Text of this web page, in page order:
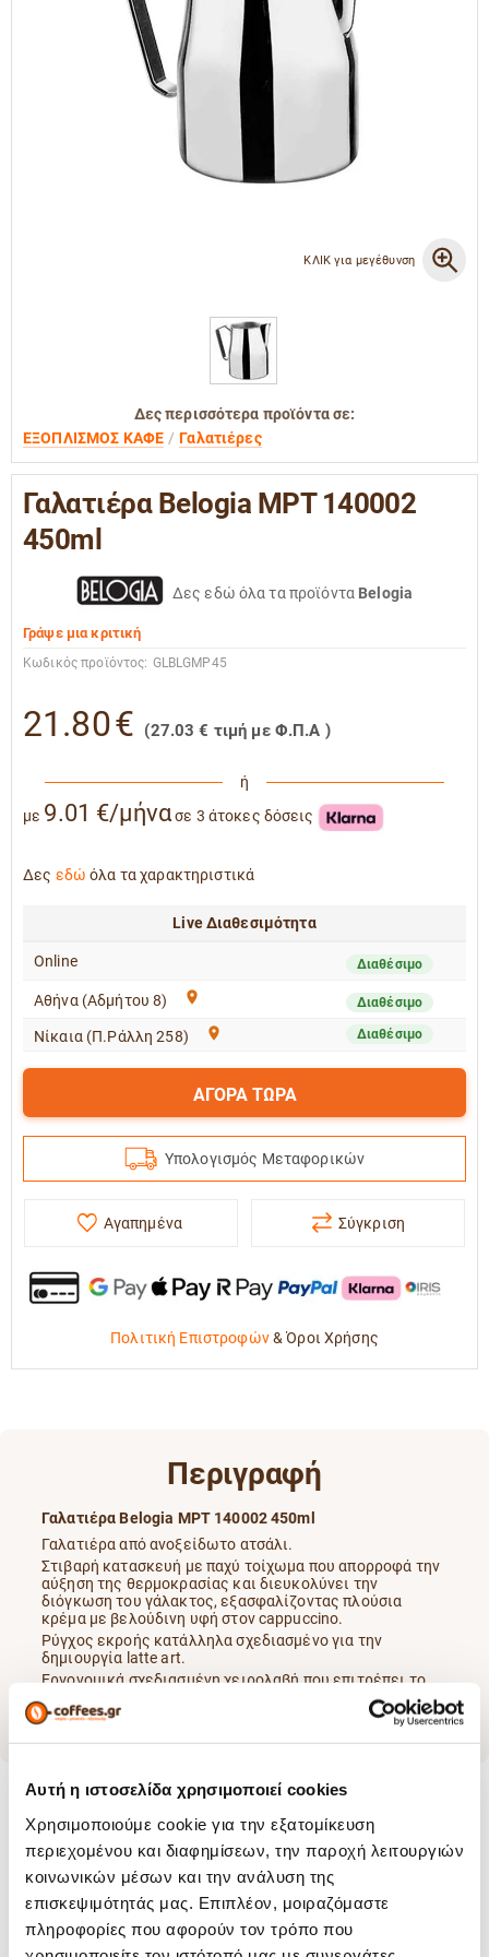
Αυτή η ιστοσελίδα χρησιμοποιεί cookies
Χρησιμοποιούμε cookie για την εξατομίκευση
περιεχομένου και διαφημίσεων, την παροχή λειτουργιών
κοινωνικών μέσων και την ανάλυση της
επισκεψιμότητάς μας. Επιπλέον, μοιραζόμαστε
πληροφορίες που αφορούν τον τρόπο που
ΚΛΙΚ για μεγέθυνση
Δες περισσότερα προϊόντα σε:
ΕΞΟΠΛΙΣΜΟΣ ΚΑΦΕ
Γαλατιέρες
Γαλατιέρα Belogia MPT 140002
450ml
Δες εδώ όλα τα προϊόντα Belogia
Γράψε μια κριτική
Κωδικός προϊόντος: GLBLGMP45
21.80€ (27.03 € τιμή με Φ.Π.Α )
ή
με 9.01 €/μήνασε 3 άτοκες δόσεις
Δες εδώ όλα τα χαρακτηριστικά
Live Διαθεσιμότητα
Online Διαθέσιμο
Αθήνα (Αδμήτου 8) Διαθέσιμο
Νίκαια (Π.Ράλλη 258) Διαθέσιμο
ΑΓΟΡΑ ΤΩΡΑ
Υπολογισμός Μεταφορικών
Αγαπημένα Σύγκριση
Πολιτική Επιστροφών&Όροι Χρήσης
Περιγραφή
Γαλατιέρα Belogia MPT 140002 450ml
Γαλατιέρα από ανοξείδωτο ατσάλι.
Στιβαρή κατασκευή με παχύ τοίχωμα που απορροφά την
αύξηση της θερμοκρασίας και διευκολύνει την
διόγκωση του γάλακτος, εξασφαλίζοντας πλούσια
κρέμα με βελούδινη υφή στον cappuccino.
Ρύγχος εκροής κατάλληλα σχεδιασμένο για την
δημιουργία latte art.
Εργονομικά σχεδιασμένη χειρολαβή που επιτρέπει το
σταθερό κράτημα και διευκολύνει στην δημιουργία latte
art.
Χαρακτηριστικά
Yλικό Κατασκευής: Ανοξείδωτο Ατσάλι
Είδος Προϊόντος: Γαλατιέρα